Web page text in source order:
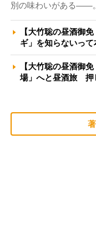
別の味わいがある――
【大竹聡の昼酒御
ギ」を知らないっ
【大竹聡の昼酒御
場」へと昼酒旅 押